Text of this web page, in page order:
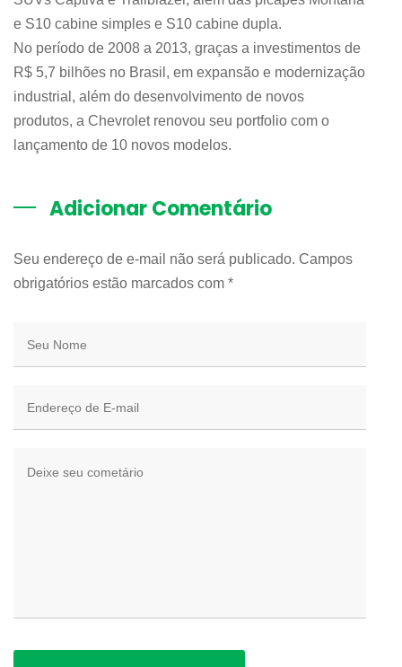
e S10 cabine simples e S10 cabine dupla.
No período de 2008 a 2013, graças a investimentos de
R$ 5,7 bilhões no Brasil, em expansão e modernização
industrial, além do desenvolvimento de novos
produtos, a Chevrolet renovou seu portfolio com o
lançamento de 10 novos modelos.
Adicionar Comentário
Seu endereço de e-mail não será publicado. Campos
obrigatórios estão marcados com *